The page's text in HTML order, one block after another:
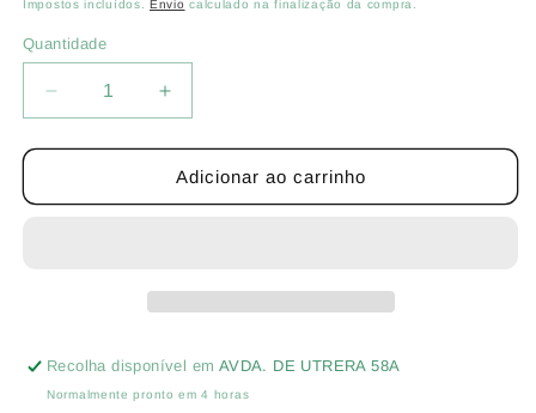
Impostos incluídos. Envio calculado na finalização da compra.
Quantidade
Quantidade
Diminuir
a
quantidade
ESPINAFRE
Aumentar
a
quantidade
de
ESPINAFRE
Adicionar ao carrinho
Recolha disponível em AVDA. DE UTRERA 58A
Normalmente pronto em 4 horas